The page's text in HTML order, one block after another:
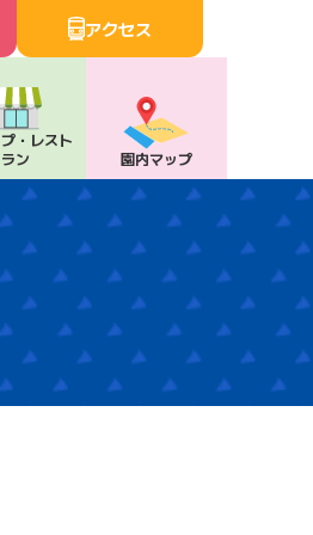
アクセス
・ レスト
ラン
園内マップ